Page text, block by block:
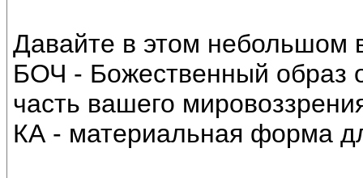
Давайте в этом небольшом
БОЧ - Божественный образ
часть вашего
КА - материальная форма